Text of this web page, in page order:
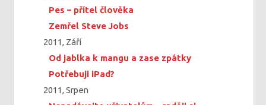
Pes – přítel člověka
Zemřel Steve Jobs
2011, Září
Od jablka k mangu a zase zpátky
Potřebuji iPad?
2011, Srpen